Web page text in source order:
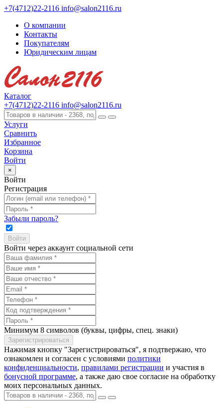
+7(4712)22-2116 info@salon2116.ru
О компании
Контакты
Покупателям
Юридическим лицам
Каталог
+7(4712)22-2116 info@salon2116.ru
Услуги
Сравнить
Избранное
Корзина
Войти
×
Войти
Регистрация
Забыли пароль?
Войти через аккаунт социальной сети
Минимум 8 символов (буквы, цифры, спец. знаки)
Нажимая кнопку "Зарегистрироваться", я подтвержаю, что
ознакомлен и согласен с условиями политики
конфиденциальности, правилами регистрации и участия в
бонусной программе, а также даю свое согласие на обработку
моих персональных данных.